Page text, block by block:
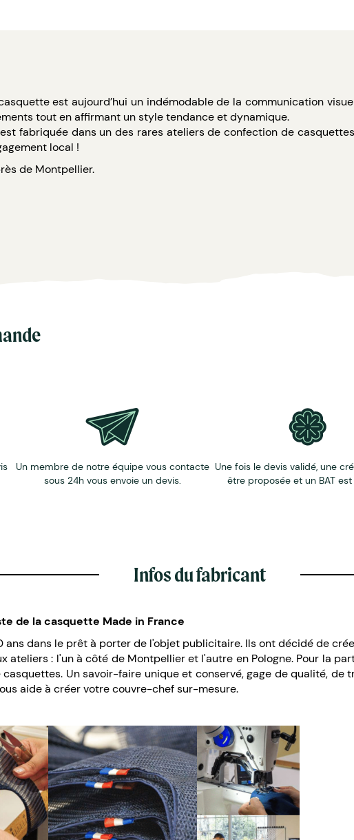
est aujourd’hui un indémodable de la communication
tout en affirmant un style tendance et dynamique.
fabriquée dans un des rares ateliers de confection de
local !
de Montpellier.
(nous contacter).
Un membre de notre équipe vous contacte
sous 24h vous envoie un devis.
Une fois le devis validé, une
être proposée et un BAT est
Infos du fabricant
de la casquette Made in France
ans dans le prêt à porter de l'objet publicitaire. Ils ont décidé de
ateliers : l'un à côté de Montpellier et l'autre en Pologne. Pour la
Un savoir-faire unique et conservé, gage de qualité, de
aide à créer votre couvre-chef sur-mesure.